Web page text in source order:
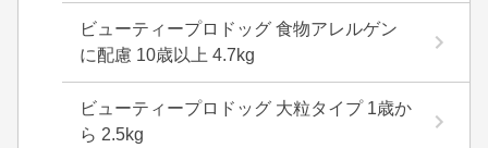
ビューティープロドッグ 食物アレルゲン
に配慮 10歳以上 4.7kg
ビューティープロドッグ 大粒タイプ 1歳か
ら 2.5kg